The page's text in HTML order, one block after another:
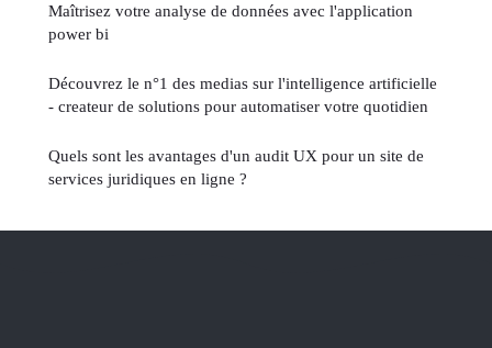
Maîtrisez votre analyse de données avec l'application
power bi
Découvrez le n°1 des medias sur l'intelligence artificielle
- createur de solutions pour automatiser votre quotidien
Quels sont les avantages d'un audit UX pour un site de
services juridiques en ligne ?